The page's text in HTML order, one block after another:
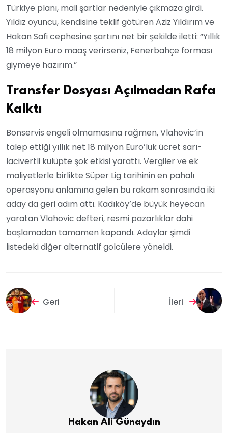
Türkiye planı, mali şartlar nedeniyle çıkmaza girdi.
Yıldız oyuncu, kendisine teklif götüren Aziz Yıldırım ve
Hakan Safi cephesine şartını net bir şekilde iletti: “Yıllık
18 milyon Euro maaş verirseniz, Fenerbahçe forması
giymeye hazırım.”
Transfer Dosyası Açılmadan Rafa
Kalktı
Bonservis engeli olmamasına rağmen, Vlahovic’in
talep ettiği yıllık net 18 milyon Euro’luk ücret sarı-
lacivertli kulüpte şok etkisi yarattı. Vergiler ve ek
maliyetlerle birlikte Süper Lig tarihinin en pahalı
operasyonu anlamına gelen bu rakam sonrasında iki
aday da geri adım attı. Kadıköy’de büyük heyecan
yaratan Vlahovic defteri, resmi pazarlıklar dahi
başlamadan tamamen kapandı. Adaylar şimdi
listedeki diğer alternatif golcülere yöneldi.
Geri İleri
Hakan Ali Günaydın